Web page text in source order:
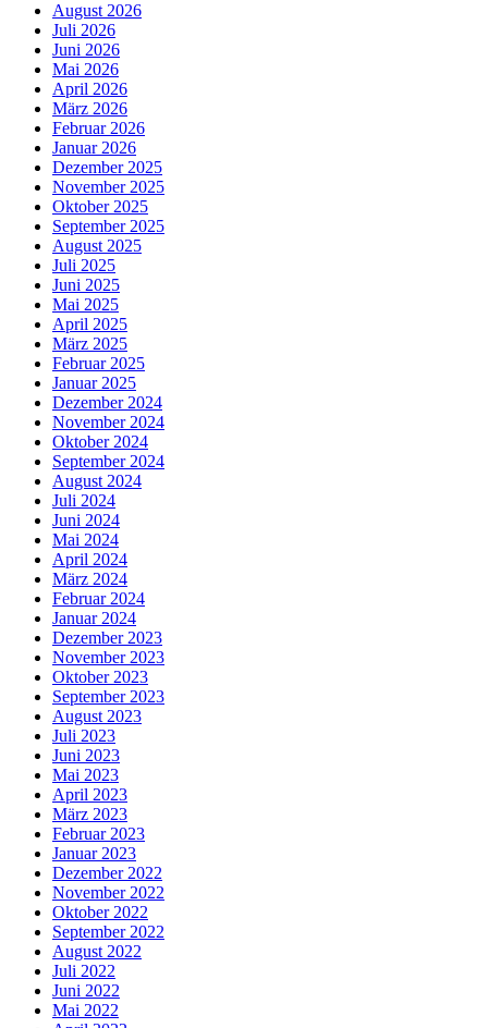
August 2026
Juli 2026
Juni 2026
Mai 2026
April 2026
März 2026
Februar 2026
Januar 2026
Dezember 2025
November 2025
Oktober 2025
September 2025
August 2025
Juli 2025
Juni 2025
Mai 2025
April 2025
März 2025
Februar 2025
Januar 2025
Dezember 2024
November 2024
Oktober 2024
September 2024
August 2024
Juli 2024
Juni 2024
Mai 2024
April 2024
März 2024
Februar 2024
Januar 2024
Dezember 2023
November 2023
Oktober 2023
September 2023
August 2023
Juli 2023
Juni 2023
Mai 2023
April 2023
März 2023
Februar 2023
Januar 2023
Dezember 2022
November 2022
Oktober 2022
September 2022
August 2022
Juli 2022
Juni 2022
Mai 2022